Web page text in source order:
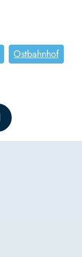
Ostbahnhof